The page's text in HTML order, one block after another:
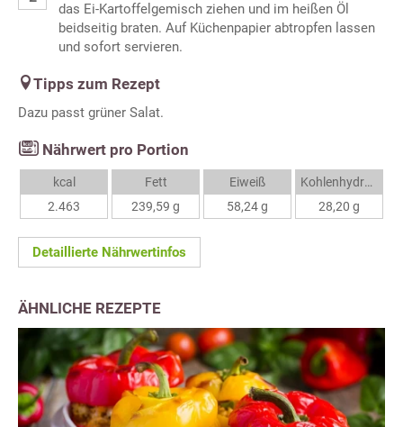
das Ei-Kartoffelgemisch ziehen und im heißen Öl
beidseitig braten. Auf Küchenpapier abtropfen lassen
und sofort servieren.
Tipps zum Rezept
Dazu passt grüner Salat.
Nährwert pro Portion
kcal
2.463
Fett
239,59 g
Eiweiß
58,24 g
Kohlenhydrate
28,20 g
Detaillierte Nährwertinfos
ÄHNLICHE REZEPTE